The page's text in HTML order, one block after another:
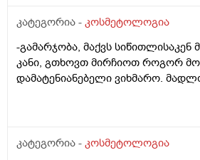
კატეგორია - კოსმეტოლოგია
-გამარჯობა, მაქვს
კანი, გთხოვთ მირჩიოთ როგორ
დამატენიანებელი ვიხმარო.
კატეგორია - კოსმეტოლოგია